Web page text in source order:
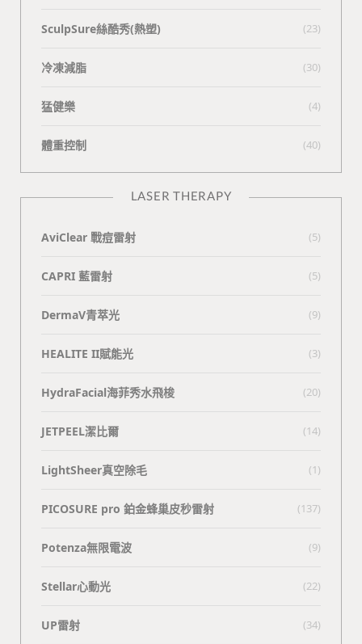
SculpSure絲酷秀(熱塑) (23)
冷凍減脂 (30)
猛健樂 (4)
體重控制 (40)
LASER THERAPY
AviClear 戰痘雷射 (5)
CAPRI 藍雷射 (5)
DermaV青萃光 (9)
HEALITE II賦能光 (3)
HydraFacial海菲秀水飛梭 (20)
JETPEEL潔比爾 (14)
LightSheer真空除毛 (1)
PICOSURE pro 鉑金蜂巢皮秒雷射 (137)
Potenza無限電波 (9)
Stellar心動光 (22)
UP雷射 (34)